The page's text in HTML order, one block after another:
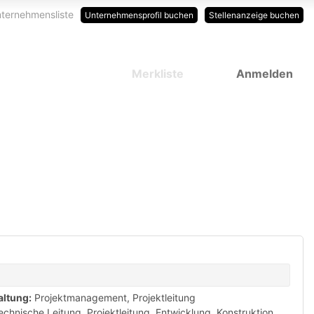
Stellenanzeige buchen
Unternehmensprofil buchen
Anmelden
Merkliste
Projektmanagement, Projektleitung